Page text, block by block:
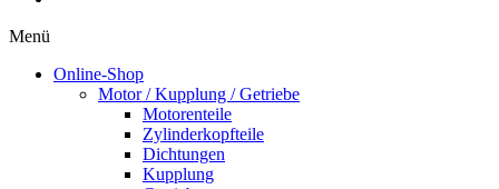
Menü
Online-Shop
Motor / Kupplung / Getriebe
Motorenteile
Zylinderkopfteile
Dichtungen
Kupplung